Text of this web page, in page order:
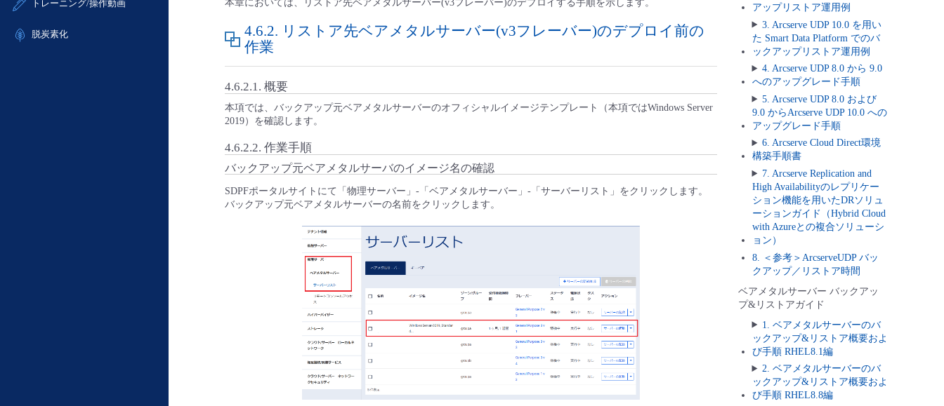
- APIリファレンス
- ITインフラストラクチャー
定期メンテナンス
トレーニング/操作動画
脱炭素化
本章においては、リストア先ベアメタルサーバー(v3フレーバー)のデプロイする手順を示します。
4.6.2. リストア先ベアメタルサーバー(v3フレーバー)のデプロイ前の
作業
4.6.2.1. 概要
本項では、バックアップ元ベアメタルサーバーのオフィシャルイメージテンプレート（本項ではWindows Server
2019）を確認します。
4.6.2.2. 作業手順
バックアップ元ベアメタルサーバのイメージ名の確認
SDPFポータルサイトにて「物理サーバー」-「ベアメタルサーバー」-「サーバーリスト」をクリックします。
バックアップ元ベアメタルサーバーの名前をクリックします。
アップリストア運用例
3. Arcserve UDP 10.0 を用い
た Smart Data Platform でのバ
ックアップリストア運用例
4. Arcserve UDP 8.0 から 9.0
へのアップグレード手順
5. Arcserve UDP 8.0 および
9.0 からArcserve UDP 10.0 への
アップグレード手順
6. Arcserve Cloud Direct環境
構築手順書
7. Arcserve Replication and
High Availabilityのレプリケー
ション機能を用いたDRソリュ
ーションガイド（Hybrid Cloud
with Azureとの複合ソリューシ
ョン）
8. ＜参考＞ArcserveUDP バッ
クアップ／リストア時間
ベアメタルサーバー バックアッ
プ&リストアガイド
1. ベアメタルサーバーのバ
ックアップ&リストア概要およ
び手順 RHEL8.1編
2. ベアメタルサーバーのバ
ックアップ&リストア概要およ
び手順 RHEL8.8編